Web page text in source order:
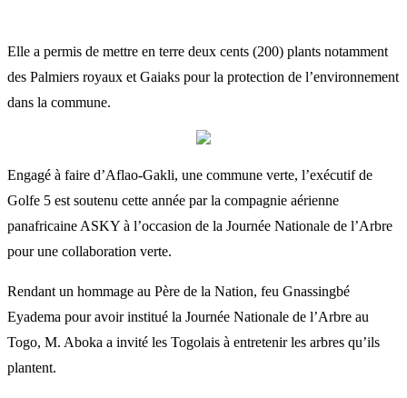
Elle a permis de mettre en terre deux cents (200) plants notamment
des Palmiers royaux et Gaiaks pour la protection de l’environnement
dans la commune.
Engagé à faire d’Aflao-Gakli, une commune verte, l’exécutif de
Golfe 5 est soutenu cette année par la compagnie aérienne
panafricaine ASKY à l’occasion de la Journée Nationale de l’Arbre
pour une collaboration verte.
Rendant un hommage au Père de la Nation, feu Gnassingbé
Eyadema pour avoir institué la Journée Nationale de l’Arbre au
Togo, M. Aboka a invité les Togolais à entretenir les arbres qu’ils
plantent.